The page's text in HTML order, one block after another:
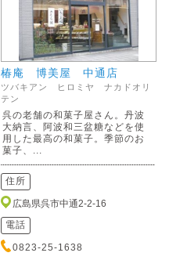
椿庵 博美屋 中通店
ツバキアン ヒロミヤ ナカドオリ
テン
呉の老舗の和菓子屋さん。丹波
大納言、阿波和三盆糖などを使
用した最高の和菓子。季節のお
菓子、...
住所
広島県呉市中通2-2-16
電話
0823-25-1638